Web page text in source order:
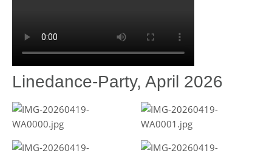
Linedance-Party, April 2026